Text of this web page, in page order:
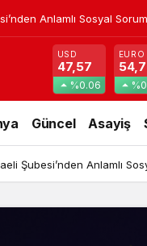
Anlamlı Sosyal
USD
47,57
%0.06
EURO
Güncel Asayiş
Şubesi’nden Anlamlı